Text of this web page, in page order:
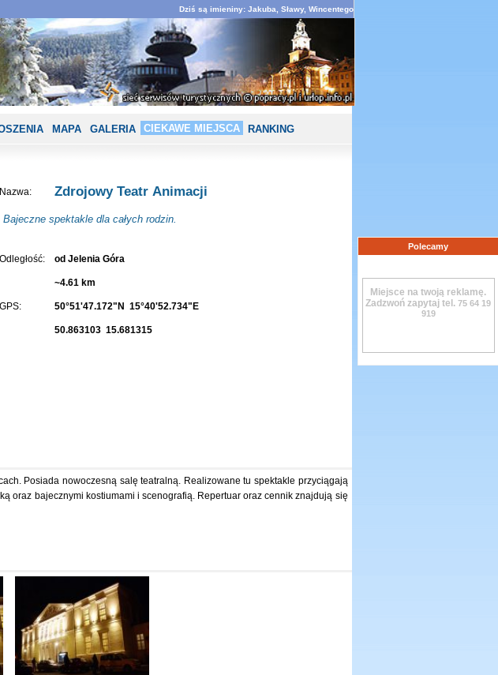
Dziś są imieniny: Jakuba, Sławy, Wincentego
MAPA GALERIA CIEKAWE MIEJSCA RANKING
Nazwa: Zdrojowy Teatr Animacji
Bajeczne spektakle dla całych rodzin.
Odległość: od Jelenia Góra
~4.61 km
GPS: 50°51'47.172"N 15°40'52.734"E
50.863103 15.681315
Posiada nowoczesną salę teatralną. Realizowane tu spektakle przyciągają
oraz bajecznymi kostiumami i scenografią. Repertuar oraz cennik znajdują się
Polecamy
Miejsce na twoją reklamę.
Zadzwoń zapytaj tel. 75 64 19
919